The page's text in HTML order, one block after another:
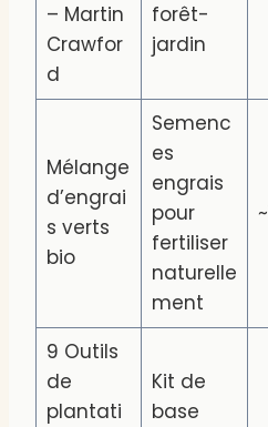
– Martin
Crawfor
d
forêt-
jardin
Mélange
d’engrai
s verts
bio
Semenc
es
engrais
pour
fertiliser
naturelle
ment
9 Outils
de
plantati
Kit de
base